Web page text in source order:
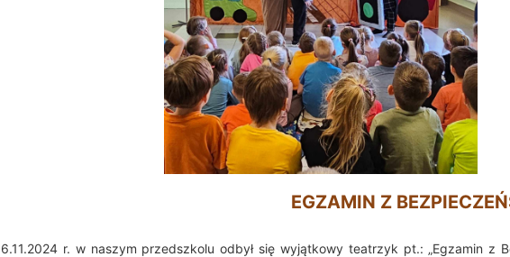
EGZAMIN Z
6.11.2024 r. w naszym przedszkolu odbył się wyjątkowy teatrzyk pt.: „Egzamin z